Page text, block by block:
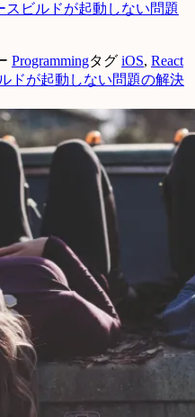
スビルドが起動しない問題
Programmingタグ iOS, React
ドが起動しない問題の解決